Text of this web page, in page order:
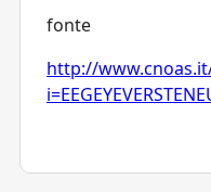
fonte
http://